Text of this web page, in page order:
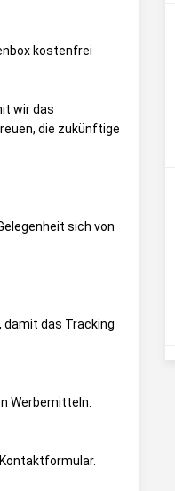
kostenfrei
wir das
die zukünftige
sich von
damit das Tracking
Werbemitteln.
Kontaktformular.